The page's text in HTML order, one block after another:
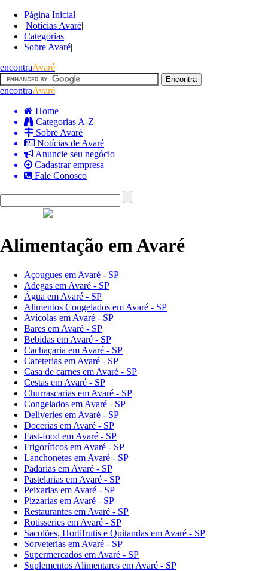
Página Inicial
|Notícias Avaré|
Categorias|
Sobre Avaré|
encontraAvaré
encontraAvaré
Home
Categorias A-Z
Sobre Avaré
Notícias de Avaré
Anuncie seu negócio
Cadastrar empresa
Fale Conosco
Alimentação em Avaré
Açougues em Avaré - SP
Adegas em Avaré - SP
Água em Avaré - SP
Alimentos Congelados em Avaré - SP
Avícolas em Avaré - SP
Bares em Avaré - SP
Bebidas em Avaré - SP
Cachaçaria em Avaré - SP
Cafeterias em Avaré - SP
Casa de carnes em Avaré - SP
Cestas em Avaré - SP
Churrascarias em Avaré - SP
Congelados em Avaré - SP
Deliveries em Avaré - SP
Docerias em Avaré - SP
Fast-food em Avaré - SP
Frigoríficos em Avaré - SP
Lanchonetes em Avaré - SP
Padarias em Avaré - SP
Pastelarias em Avaré - SP
Peixarias em Avaré - SP
Pizzarias em Avaré - SP
Restaurantes em Avaré - SP
Rotisseries em Avaré - SP
Sacolões, Hortifrutis e Quitandas em Avaré - SP
Sorveterias em Avaré - SP
Supermercados em Avaré - SP
Suplementos Alimentares em Avaré - SP